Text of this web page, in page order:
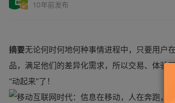
10年前发布
摘要无论何时何地何种事情进程中，只要用户
品，满足他们的差异化需求，所以交易、体验
“动起来”了！